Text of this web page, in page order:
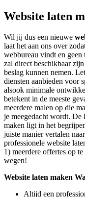
Website laten
Wil jij dus een nieuwe
laat het aan ons over
webbureau vindt en
zal direct beschikbaar
beslag kunnen nemen.
diensten aanbieden voor
alsook minimale
betekent in de meeste
meerdere malen op die
je meegedacht wordt. De
maken ligt in het
juiste manier vertalen
professionele website
1) meerdere offertes op
wegen!
Website laten maken
Altijd een